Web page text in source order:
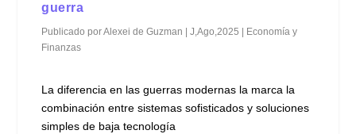
guerra
Publicado porAlexei de Guzman |J,Ago,2025
Economía y
Finanzas
La diferencia en las guerras modernas la marca la
combinación entre sistemas sofisticados y soluciones
simples de baja tecnología